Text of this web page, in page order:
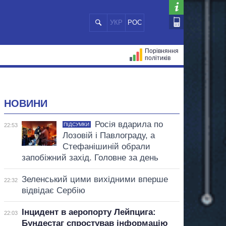
УКР РОС
Порівняння
політиків
НОВИНИ
22:53 ПІДСУМКИ
Росія вдарила по
Лозовій і Павлограду, а
Стефанішиній обрали
запобіжний захід. Головне за день
22:32
Зеленський цими вихідними вперше
відвідає Сербію
22:03
Інцидент в аеропорту Лейпцига:
Бундестаг спростував інформацію